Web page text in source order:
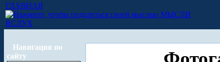
ГЛАВНАЯ
МЫСЛИ
ВСЛУХ
Навигация по
сайту